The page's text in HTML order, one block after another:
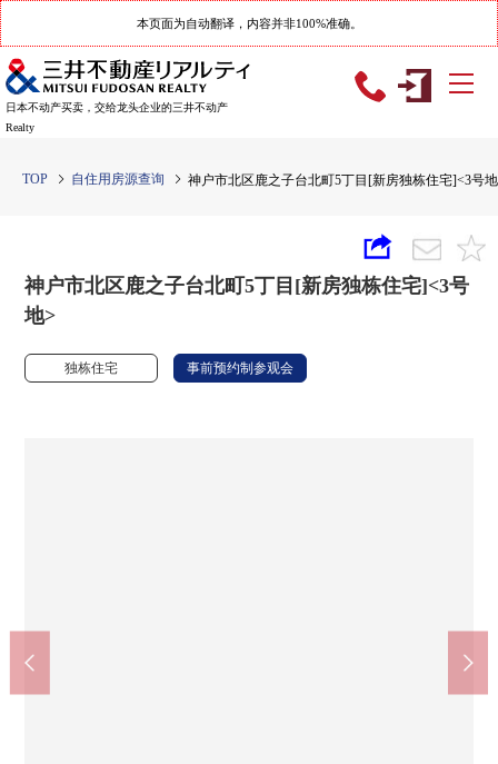
本页面为自动翻译，内容并非100%准确。
日本不动产买卖，交给龙头企业的三井不动产
Realty
TOP 自住用房源查询 神户市北区鹿之子台北町5丁目[新房独栋住宅]<3号
神户市北区鹿之子台北町5丁目[新房独栋住宅]<3号
地>
独栋住宅 事前预约制参观会